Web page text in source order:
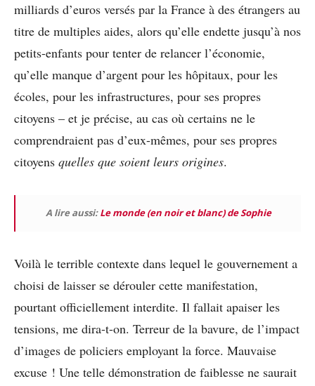
milliards d’euros versés par la France à des étrangers au
titre de multiples aides, alors qu’elle endette jusqu’à nos
petits-enfants pour tenter de relancer l’économie,
qu’elle manque d’argent pour les hôpitaux, pour les
écoles, pour les infrastructures, pour ses propres
citoyens – et je précise, au cas où certains ne le
comprendraient pas d’eux-mêmes, pour ses propres
citoyens quelles que soient leurs origines.
A lire aussi:Le monde (en noir et blanc) de Sophie
Voilà le terrible contexte dans lequel le gouvernement a
choisi de laisser se dérouler cette manifestation,
pourtant officiellement interdite. Il fallait apaiser les
tensions, me dira-t-on. Terreur de la bavure, de l’impact
d’images de policiers employant la force. Mauvaise
excuse ! Une telle démonstration de faiblesse ne saurait